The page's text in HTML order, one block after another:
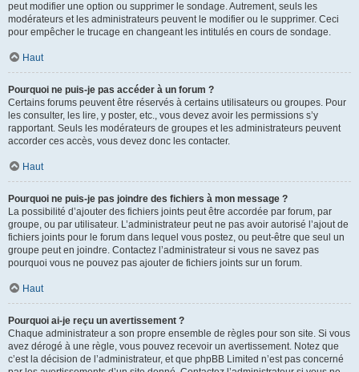
peut modifier une option ou supprimer le sondage. Autrement, seuls les
modérateurs et les administrateurs peuvent le modifier ou le supprimer. Ceci
pour empêcher le trucage en changeant les intitulés en cours de sondage.
Haut
Pourquoi ne puis-je pas accéder à un forum ?
Certains forums peuvent être réservés à certains utilisateurs ou groupes. Pour
les consulter, les lire, y poster, etc., vous devez avoir les permissions s’y
rapportant. Seuls les modérateurs de groupes et les administrateurs peuvent
accorder ces accès, vous devez donc les contacter.
Haut
Pourquoi ne puis-je pas joindre des fichiers à mon message ?
La possibilité d’ajouter des fichiers joints peut être accordée par forum, par
groupe, ou par utilisateur. L’administrateur peut ne pas avoir autorisé l’ajout de
fichiers joints pour le forum dans lequel vous postez, ou peut-être que seul un
groupe peut en joindre. Contactez l’administrateur si vous ne savez pas
pourquoi vous ne pouvez pas ajouter de fichiers joints sur un forum.
Haut
Pourquoi ai-je reçu un avertissement ?
Chaque administrateur a son propre ensemble de règles pour son site. Si vous
avez dérogé à une règle, vous pouvez recevoir un avertissement. Notez que
c’est la décision de l’administrateur, et que phpBB Limited n’est pas concerné